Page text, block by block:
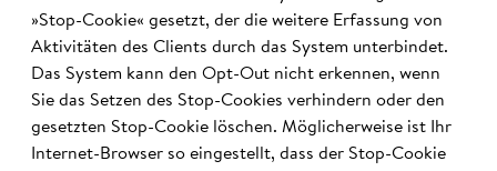
»Stop-Cookie« gesetzt, der die weitere Erfassung von
Aktivitäten des Clients durch das System unterbindet.
Das System kann den Opt-Out nicht erkennen, wenn
Sie das Setzen des Stop-Cookies verhindern oder den
gesetzten Stop-Cookie löschen. Möglicherweise ist Ihr
Internet-Browser so eingestellt, dass der Stop-Cookie